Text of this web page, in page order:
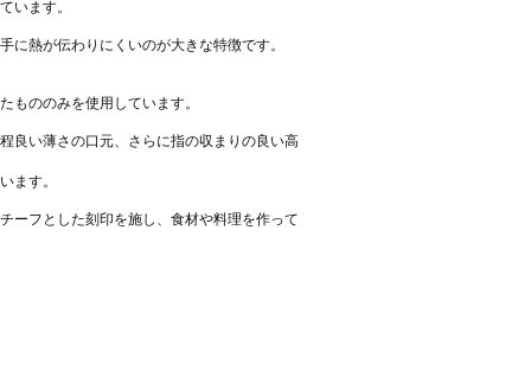
います。
熱が伝わりにくいのが大きな特徴です。
もののみを使用しています。
良い薄さの口元、さらに指の収まりの良い高
ます。
ーフとした刻印を施し、食材や料理を作って